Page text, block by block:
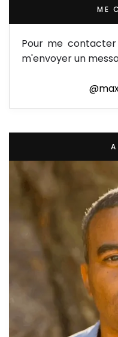
ME
Pour me
m'envoyer un